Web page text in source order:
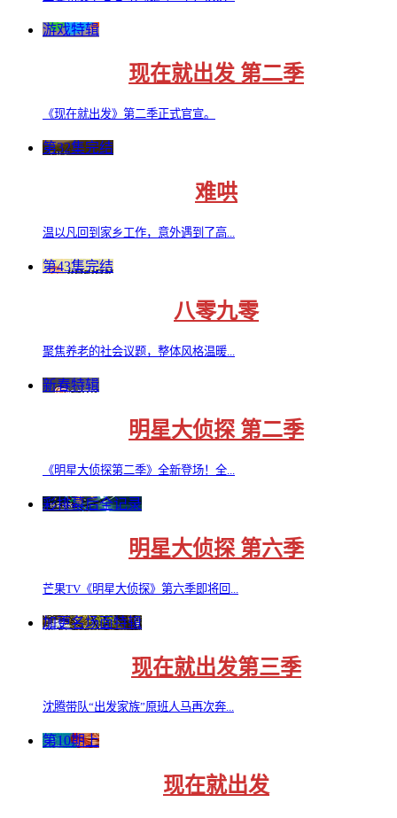
游戏特辑
现在就出发 第二季
《现在就出发》第二季正式官宣。
第32集完结
难哄
温以凡回到家乡工作，意外遇到了高...
第43集完结
八零九零
聚焦养老的社会议题，整体风格温暖...
新春特辑
明星大侦探 第二季
《明星大侦探第二季》全新登场！全...
彩排幕后全记录
明星大侦探 第六季
芒果TV《明星大侦探》第六季即将回...
加更名场面特辑
现在就出发第三季
沈腾带队“出发家族”原班人马再次奔...
第10期上
现在就出发